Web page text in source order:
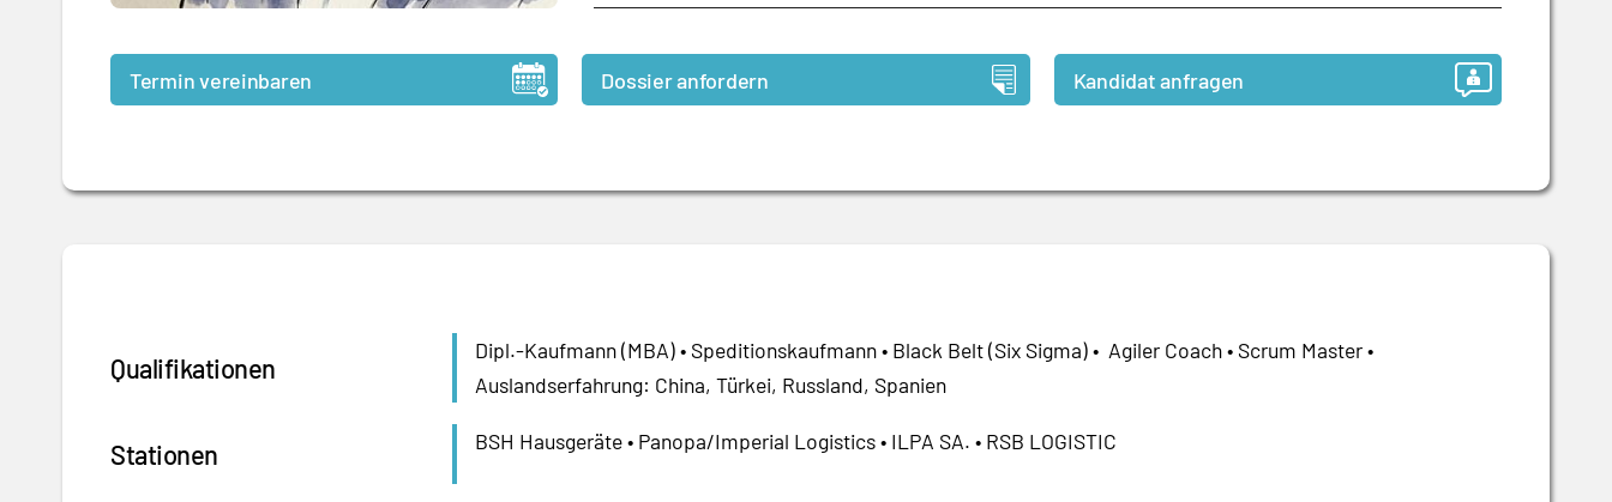
Termin vereinbaren Dossier anfordern Kandidat anfragen
Qualifikationen
Dipl.-Kaufmann (MBA) • Speditionskaufmann • Black Belt (Six Sigma) • Agiler Coach • Scrum Master •
Auslandserfahrung: China, Türkei, Russland, Spanien
Stationen BSH Hausgeräte • Panopa/Imperial Logistics • ILPA SA. • RSB LOGISTIC